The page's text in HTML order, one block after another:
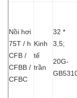
Nồi hơi
75T / h
CFB /
CFBB /
CFBC
Kinh
tế
trần
32 *
3,5;
20G-